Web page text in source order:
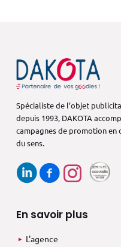
Spécialiste de l’objet
depuis 1993, DAKOTA
campagnes de promotion en
du sens.
En savoir plus
L'agence